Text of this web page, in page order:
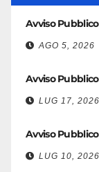
Avviso
AGO 5, 2026
Avviso
LUG 17, 2026
Avviso
LUG 10, 2026